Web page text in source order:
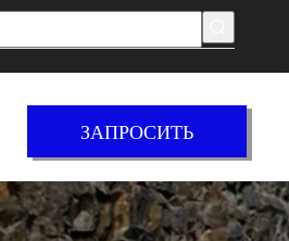
ЗАПРОСИТЬ
ЦЕНУ